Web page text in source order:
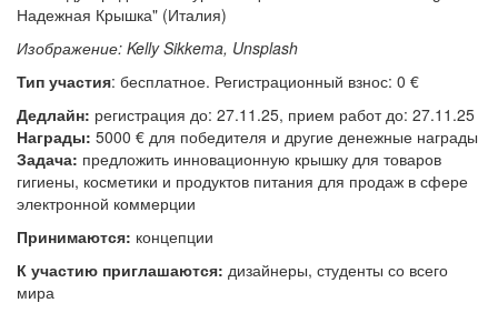
Изображение: Kelly Sikkema, Unsplash
Тип участия: бесплатное. Регистрационный взнос: 0 €
Дедлайн: регистрация до: 27.11.25, прием работ до: 27.11.25
Награды: 5000 € для победителя и другие денежные награды
Задача: предложить инновационную крышку для товаров
гигиены, косметики и продуктов питания для продаж в сфере
электронной коммерции
Принимаются: концепции
К участию приглашаются: дизайнеры, студенты со всего
мира